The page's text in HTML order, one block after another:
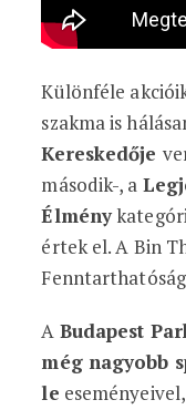
Különféle
szakma is
Kereskedője
második-, a
Élmény
értek el. A Bin
A Budapest
még nagyobb
le